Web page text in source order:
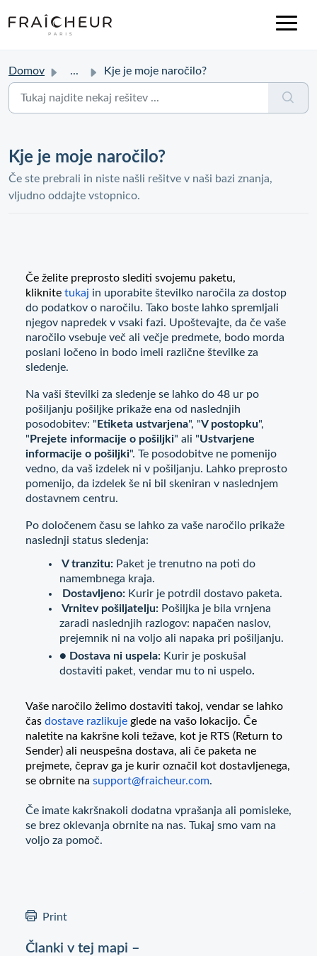
Domov ... Kje je moje naročilo?
Kje je moje naročilo?
Če ste prebrali in niste našli rešitve v naši bazi znanja,
vljudno oddajte vstopnico.
Če želite preprosto slediti svojemu paketu,
kliknite tukaj in uporabite številko naročila za dostop
do podatkov o naročilu. Tako boste lahko spremljali
njegov napredek v vsaki fazi. Upoštevajte, da če vaše
naročilo vsebuje več ali večje predmete, bodo morda
poslani ločeno in bodo imeli različne številke za
sledenje.
Na vaši številki za sledenje se lahko do 48 ur po
pošiljanju pošiljke prikaže ena od naslednjih
posodobitev: " Etiketa ustvarjena", "V postopku",
" Prejete informacije o pošiljki" ali "Ustvarjene
informacije o pošiljki". Te posodobitve ne pomenijo
vedno, da vaš izdelek ni v pošiljanju. Lahko preprosto
pomenijo, da izdelek še ni bil skeniran v naslednjem
dostavnem centru.
Po določenem času se lahko za vaše naročilo prikaže
naslednji status sledenja:
V tranzitu: Paket je trenutno na poti do
namembnega kraja.
Dostavljeno: Kurir je potrdil dostavo paketa.
Vrnitev pošiljatelju: Pošiljka je bila vrnjena
zaradi naslednjih razlogov: napačen naslov,
prejemnik ni na voljo ali napaka pri pošiljanju.
● Dostava ni uspela: Kurir je poskušal
dostaviti paket, vendar mu to ni uspelo.
Vaše naročilo želimo dostaviti takoj, vendar se lahko
čas dostave razlikuje glede na vašo lokacijo. Če
naletite na kakršne koli težave, kot je RTS (Return to
Sender) ali neuspešna dostava, ali če paketa ne
prejmete, čeprav ga je kurir označil kot dostavljenega,
se obrnite na support@fraicheur.com.
Če imate kakršnakoli dodatna vprašanja ali pomisleke,
se brez oklevanja obrnite na nas. Tukaj smo vam na
voljo za pomoč.
Print
Članki v tej mapi –